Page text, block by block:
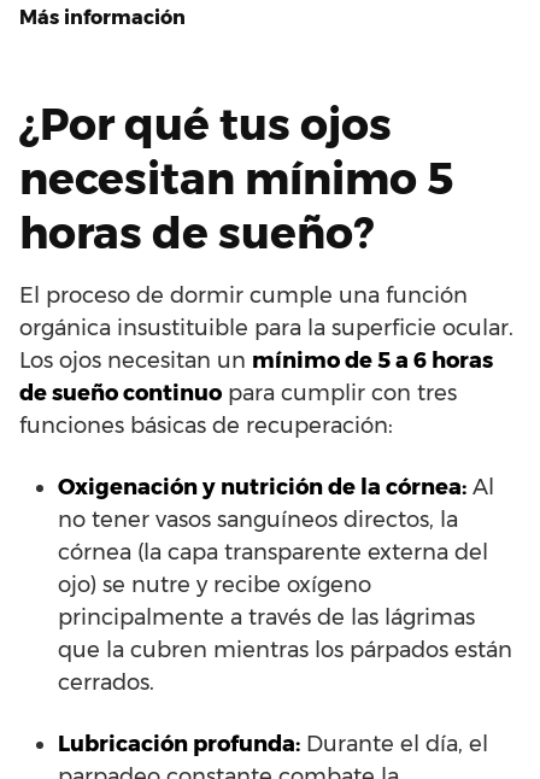
Más información
¿Por qué tus ojos
necesitan mínimo 5
horas de sueño?
El proceso de dormir cumple una función
orgánica insustituible para la superficie ocular.
Los ojos necesitan un mínimo de 5 a 6 horas
de sueño continuo para cumplir con tres
funciones básicas de recuperación:
Oxigenación y nutrición de la córnea: Al
no tener vasos sanguíneos directos, la
córnea (la capa transparente externa del
ojo) se nutre y recibe oxígeno
principalmente a través de las lágrimas
que la cubren mientras los párpados están
cerrados.
Lubricación profunda: Durante el día, el